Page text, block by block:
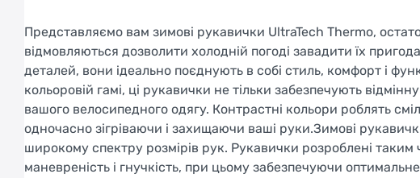
Представляємо вам зимові рукавички UltraTech Thermo,
відмовляються дозволити холодній погоді завадити їх
деталей, вони ідеально поєднують в собі стиль, комфорт і
кольоровій гамі, ці рукавички не тільки забезпечують
вашого велосипедного одягу. Контрастні кольори роблять
одночасно зігріваючи і захищаючи ваші руки.Зимові
широкому спектру розмірів рук. Рукавички розроблені
маневреність і гнучкість, при цьому забезпечуючи